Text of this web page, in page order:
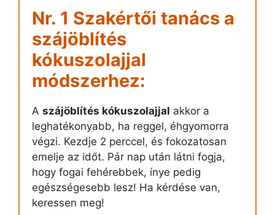
Nr. 1 Szakértői tanács a
szájöblítés
kókuszolajjal
módszerhez:
A szájöblítés kókuszolajjal akkor a
leghatékonyabb, ha reggel, éhgyomorra
végzi. Kezdje 2 perccel, és fokozatosan
emelje az időt. Pár nap után látni fogja,
hogy fogai fehérebbek, ínye pedig
egészségesebb lesz! Ha kérdése van,
keressen meg!